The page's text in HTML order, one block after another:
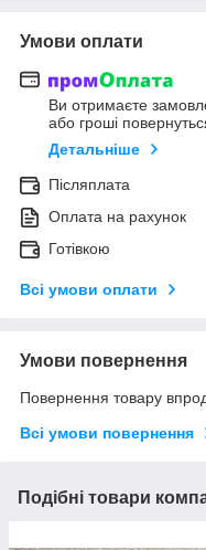
Умови оплати
Ви отримаєте
або гроші
Детальніше
Післяплата
Оплата на рахунок
Готівкою
Всі умови оплати
Умови повернення
Повернення товару
Всі умови повернення
Подібні товари